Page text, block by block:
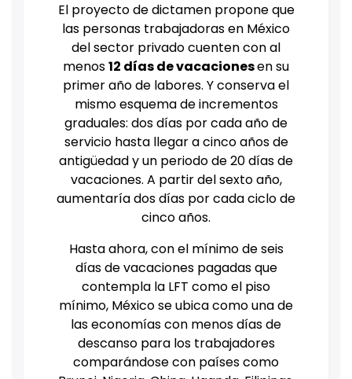
El proyecto de dictamen propone que
las personas trabajadoras en México
del sector privado cuenten con al
menos12 días de vacacionesen su
primer año de labores. Y conserva el
mismo esquema de incrementos
graduales: dos días por cada año de
servicio hasta llegar a cinco años de
antigüedad y un periodo de 20 días de
vacaciones. A partir del sexto año,
aumentaría dos días por cada ciclo de
cinco años.
Hasta ahora, con el mínimo de seis
días de vacaciones pagadas que
contempla la LFT como el piso
mínimo, México se ubica como una de
las economías con menos días de
descanso para los trabajadores
comparándose con países como